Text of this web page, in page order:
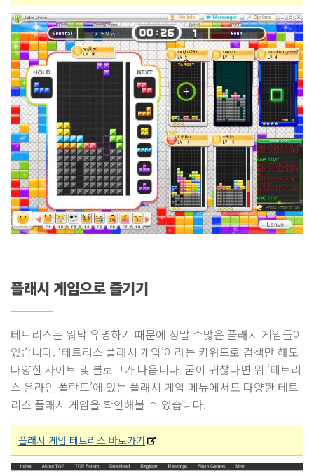
플래시 게임으로 즐기기
테트리스는 워낙 유명하기 때문에 정말 수많은 플래시 게임들이
있습니다. ‘테트리스 플래시 게임’이라는 키워드로 검색만 해도
다양한 사이트 및 블로그가 나옵니다. 굳이 귀찮다면 위 ‘테트리
스 온라인 폴란드’에 있는 플래시 게임 메뉴에서도 다양한 테트
리스 플래시 게임을 확인해볼 수 있습니다.
플래시 게임 테트리스 바로가기